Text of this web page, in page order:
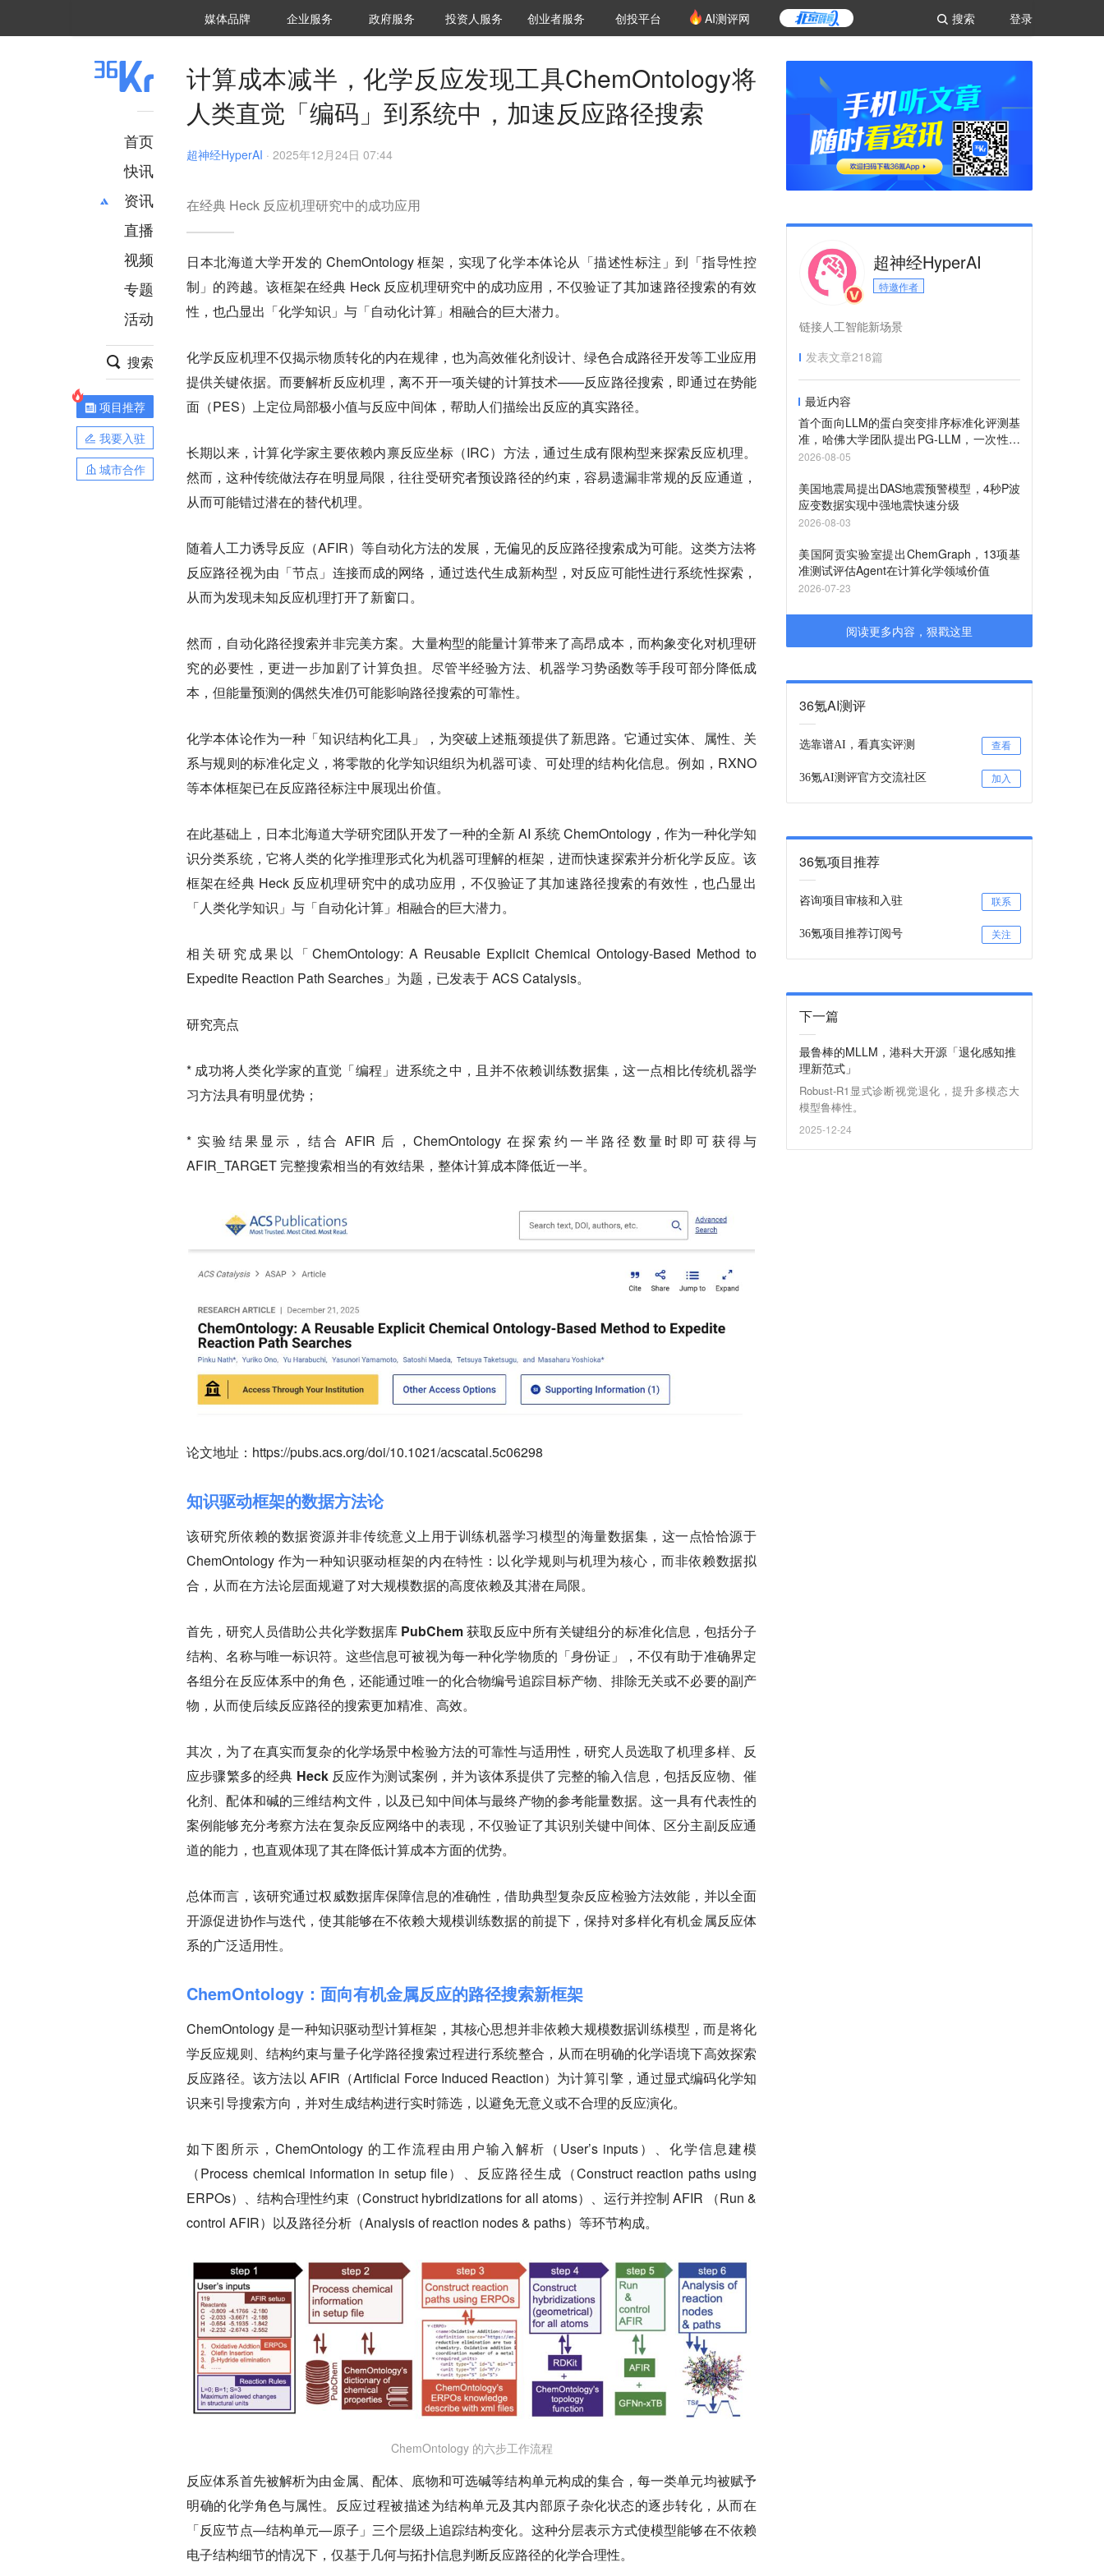
登录
搜索
媒体品牌 36Kr研究院
企业服务 城市之窗
政府服务 VClub投资机构库
投资机构职位推介
投资人服务 创投氪堂
创业者服务 创投平台 AI测评网
首页
快讯
资讯
推荐
财经
项目推荐
安徽
直播
视频
专题
活动
搜索
项目推荐
我要入驻
城市合作
计算成本减半，化学反应发现工具ChemOntology将
人类直觉「编码」到系统中，加速反应路径搜索
超神经HyperAI · 2025年12月24日 07:44
在经典 Heck 反应机理研究中的成功应用
日本北海道大学开发的 ChemOntology 框架，实现了化学本体论从「描述性标注」到「指导性控
制」的跨越。该框架在经典 Heck 反应机理研究中的成功应用，不仅验证了其加速路径搜索的有效
性，也凸显出「化学知识」与「自动化计算」相融合的巨大潜力。
化学反应机理不仅揭示物质转化的内在规律，也为高效催化剂设计、绿色合成路径开发等工业应用
提供关键依据。而要解析反应机理，离不开一项关键的计算技术——反应路径搜索，即通过在势能
面（PES）上定位局部极小值与反应中间体，帮助人们描绘出反应的真实路径。
长期以来，计算化学家主要依赖内禀反应坐标（IRC）方法，通过生成有限构型来探索反应机理。
然而，这种传统做法存在明显局限，往往受研究者预设路径的约束，容易遗漏非常规的反应通道，
从而可能错过潜在的替代机理。
随着人工力诱导反应（AFIR）等自动化方法的发展，无偏见的反应路径搜索成为可能。这类方法将
反应路径视为由「节点」连接而成的网络，通过迭代生成新构型，对反应可能性进行系统性探索，
从而为发现未知反应机理打开了新窗口。
然而，自动化路径搜索并非完美方案。大量构型的能量计算带来了高昂成本，而构象变化对机理研
究的必要性，更进一步加剧了计算负担。尽管半经验方法、机器学习势函数等手段可部分降低成
本，但能量预测的偶然失准仍可能影响路径搜索的可靠性。
化学本体论作为一种「知识结构化工具」，为突破上述瓶颈提供了新思路。它通过实体、属性、关
系与规则的标准化定义，将零散的化学知识组织为机器可读、可处理的结构化信息。例如，RXNO
等本体框架已在反应路径标注中展现出价值。
在此基础上，日本北海道大学研究团队开发了一种的全新 AI 系统 ChemOntology， 作为一种化学知
识分类系统，它将人类的化学推理形式化为机器可理解的框架，进而快速探索并分析化学反应。 该
框架在经典 Heck 反应机理研究中的成功应用，不仅验证了其加速路径搜索的有效性，也凸显出
「人类化学知识」与「自动化计算」相融合的巨大潜力。
相关研究成果以「ChemOntology: A Reusable Explicit Chemical Ontology-Based Method to
Expedite Reaction Path Searches」为题，已发表于 ACS Catalysis。
研究亮点
* 成功将人类化学家的直觉「编程」进系统之中，且并不依赖训练数据集，这一点相比传统机器学
习方法具有明显优势；
* 实验结果显示，结合 AFIR 后，ChemOntology 在探索约一半路径数量时即可获得与
AFIR_TARGET 完整搜索相当的有效结果，整体计算成本降低近一半。
论文地址： https://pubs.acs.org/doi/10.1021/acscatal.5c06298
知识驱动框架的数据方法论
该研究所依赖的数据资源并非传统意义上用于训练机器学习模型的海量数据集，这一点恰恰源于
ChemOntology 作为一种知识驱动框架的内在特性：以化学规则与机理为核心，而非依赖数据拟
合，从而在方法论层面规避了对大规模数据的高度依赖及其潜在局限。
首先，研究人员借助公共化学数据库 PubChem 获取反应中所有关键组分的标准化信息， 包括分子
结构、名称与唯一标识符。这些信息可被视为每一种化学物质的「身份证」，不仅有助于准确界定
各组分在反应体系中的角色，还能通过唯一的化合物编号追踪目标产物、排除无关或不必要的副产
物，从而使后续反应路径的搜索更加精准、高效。
其次，为了在真实而复杂的化学场景中检验方法的可靠性与适用性，研究人员选取了机理多样、反
应步骤繁多的经典 Heck 反应作为测试案例，并为该体系提供了完整的输入信息，包括反应物、催
化剂、配体和碱的三维结构文件，以及已知中间体与最终产物的参考能量数据。这一具有代表性的
案例能够充分考察方法在复杂反应网络中的表现，不仅验证了其识别关键中间体、区分主副反应通
道的能力，也直观体现了其在降低计算成本方面的优势。
总体而言，该研究通过权威数据库保障信息的准确性，借助典型复杂反应检验方法效能，并以全面
开源促进协作与迭代，使其能够在不依赖大规模训练数据的前提下，保持对多样化有机金属反应体
系的广泛适用性。
ChemOntology：面向有机金属反应的路径搜索新框架
ChemOntology 是一种知识驱动型计算框架，其核心思想并非依赖大规模数据训练模型，而是将化
学反应规则、结构约束与量子化学路径搜索过程进行系统整合， 从而在明确的化学语境下高效探索
反应路径。该方法以 AFIR（Artificial Force Induced Reaction）为计算引擎，通过显式编码化学知
识来引导搜索方向，并对生成结构进行实时筛选，以避免无意义或不合理的反应演化。
如下图所示，ChemOntology 的工作流程由用户输入解析（User’s inputs）、化学信息建模
（Process chemical information in setup file）、反应路径生成（Construct reaction paths using
ERPOs）、结构合理性约束（Construct hybridizations for all atoms）、运行并控制 AFIR （Run &
control AFIR）以及路径分析（Analysis of reaction nodes & paths）等环节构成。
ChemOntology 的六步工作流程
反应体系首先被解析为由金属、配体、底物和可选碱等结构单元构成的集合，每一类单元均被赋予
明确的化学角色与属性。 反应过程被描述为结构单元及其内部原子杂化状态的逐步转化，从而在
「反应节点—结构单元—原子」三个层级上追踪结构变化。这种分层表示方式使模型能够在不依赖
电子结构细节的情况下，仅基于几何与拓扑信息判断反应路径的化学合理性。
超神经HyperAI
特邀作者
链接人工智能新场景
发表文章218篇
最近内容
首个面向LLM的蛋白突变排序标准化评测基
准，哈佛大学团队提出PG-LLM，一次性测
评13款主流模型+95种专业模型
2026-08-05
美国地震局提出DAS地震预警模型，4秒P波
应变数据实现中强地震快速分级
2026-08-03
美国阿贡实验室提出ChemGraph，13项基
准测试评估Agent在计算化学领域价值
2026-07-23
阅读更多内容，狠戳这里
36氪AI测评
选靠谱AI，看真实评测 查看
36氪AI测评官方交流社区 加入
36氪项目推荐
咨询项目审核和入驻 联系
36氪项目推荐订阅号 关注
下一篇
最鲁棒的MLLM，港科大开源「退化感知推
理新范式」
Robust-R1显式诊断视觉退化，提升多模态大
模型鲁棒性。
2025-12-24